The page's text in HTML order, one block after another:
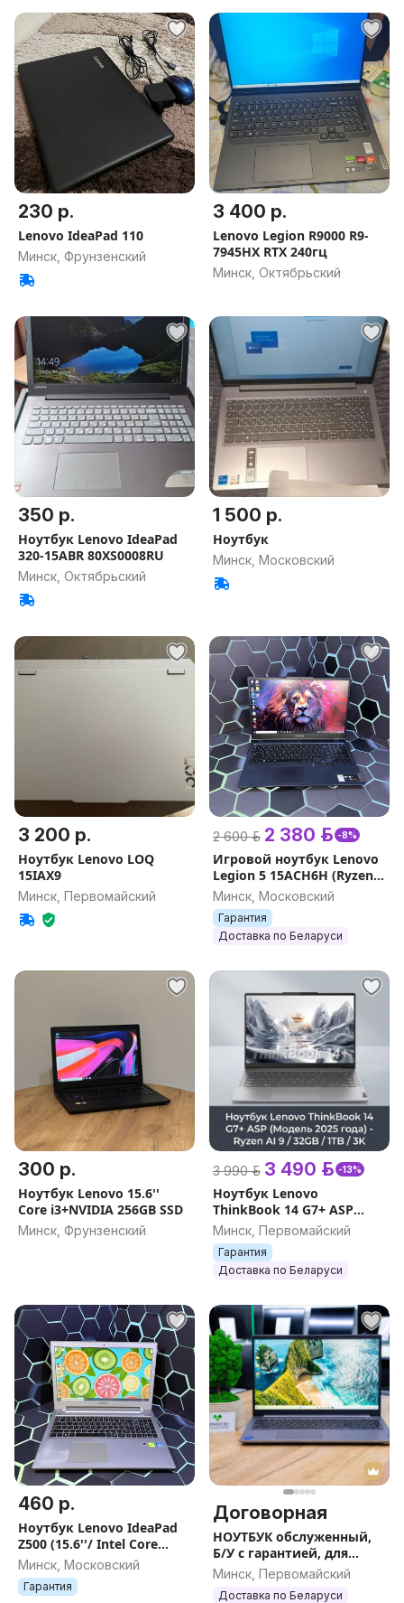
230 р.
Lenovo IdeaPad 110
Минск, Фрунзенский
3 400 р.
Lenovo Legion R9000 R9-
7945HX RTX 240гц
Минск, Октябрьский
350 р.
Ноутбук Lenovo IdeaPad
320-15ABR 80XS0008RU
Минск, Октябрьский
1 500 р.
Ноутбук
Минск, Московский
3 200 р.
Ноутбук Lenovo LOQ
15IAX9
Минск, Первомайский
2 600 р. 2 380 р. -8%
Игровой ноутбук Lenovo
Legion 5 15ACH6H (Ryzen
5/16GB/RTX 3060,
130Вт/165Гц)
Минск, Московский
Гарантия
Доставка по Беларуси
300 р.
Ноутбук Lenovo 15.6''
Core i3+NVIDIA 256GB SSD
Минск, Фрунзенский
3 990 р. 3 490 р. -13%
Ноутбук Lenovo
ThinkBook 14 G7+ ASP
(Модель 2025 года) -
Ryzen AI 9 365 / 32GB / 1TB
/ 3K
Минск, Первомайский
Гарантия
Доставка по Беларуси
460 р.
Ноутбук Lenovo IdeaPad
Z500 (15.6''/ Intel Core
i3/6GB/ GeForce GT 740M)
Минск, Московский
Гарантия
Договорная
НОУТБУК обслуженный,
Б/У с гарантией, для
работы, учёбы, офиса
Минск, Первомайский
Доставка по Беларуси